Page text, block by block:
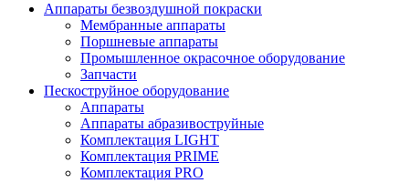
Аппараты безвоздушной покраски
Мембранные аппараты
Поршневые аппараты
Промышленное окрасочное оборудование
Запчасти
Пескоструйное оборудование
Аппараты
Аппараты абразивоструйные
Комплектация LIGHT
Комплектация PRIME
Комплектация PRO